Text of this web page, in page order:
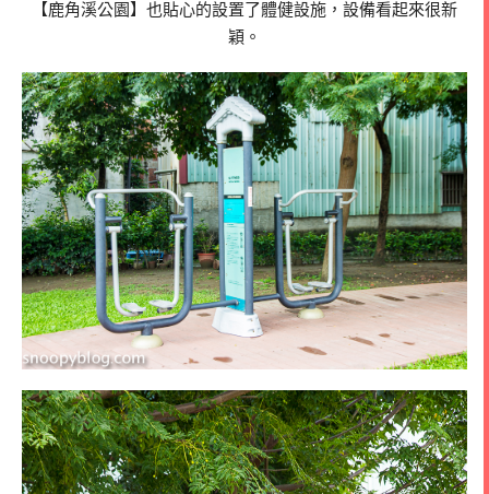
【鹿角溪公園】也貼心的設置了體健設施，設備看起來很新
穎。